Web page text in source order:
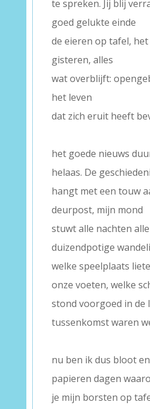
te spreken. Jij blij
goed gelukte einde
de eieren op tafel, het
gisteren, alles
wat overblijft:
het leven
dat zich eruit heeft
het goede nieuws
helaas. De
hangt met een touw
deurpost, mijn mond
stuwt alle nachten alle
duizendpotige
welke speelplaats
onze voeten, welke
stond voorgoed in de
tussenkomst waren
nu ben ik dus bloot
papieren dagen
je mijn borsten op